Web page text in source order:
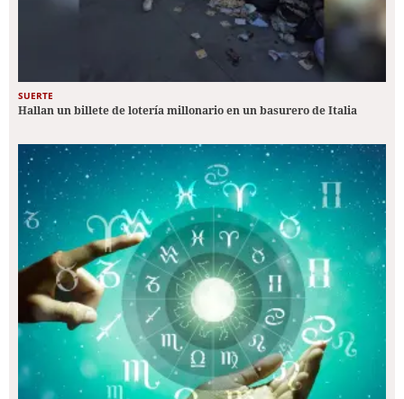
SUERTE
Hallan un billete de lotería millonario en un basurero de Italia